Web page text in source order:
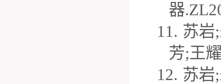
器
11. 苏岩;
芳;王
12. 苏岩;